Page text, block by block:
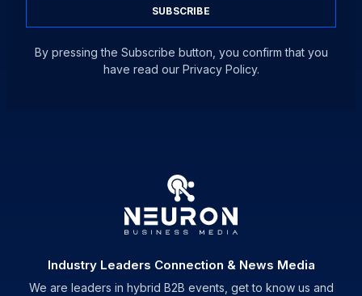
SUBSCRIBE
By pressing the Subscribe button, you confirm that you
have read our Privacy Policy.
Industry Leaders Connection & News Media
We are leaders in hybrid B2B events, get to know us and